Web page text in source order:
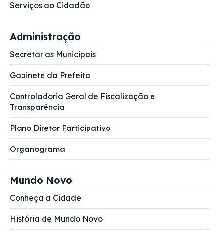
Serviços ao Cidadão
Administração
Secretarias Municipais
Gabinete da Prefeita
Controladoria Geral de Fiscalização e
Transparência
Plano Diretor Participativo
Organograma
Mundo Novo
Conheça a Cidade
História de Mundo Novo